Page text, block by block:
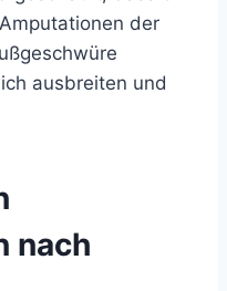
der
ausbreiten und
nach